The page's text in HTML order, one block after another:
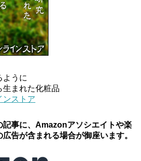
ように
生まれた化粧品
ンストア
記事に、Amazonアソシエイトや楽
告が含まれる場合が御座います。